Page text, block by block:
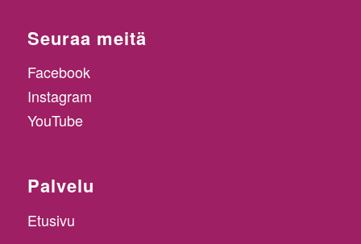
Seuraa meitä
Facebook
Instagram
YouTube
Palvelu
Etusivu